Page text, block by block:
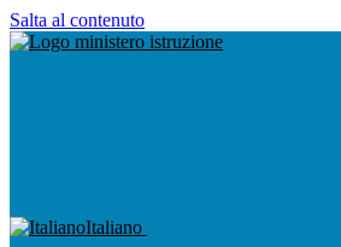
Salta al contenuto
Italiano